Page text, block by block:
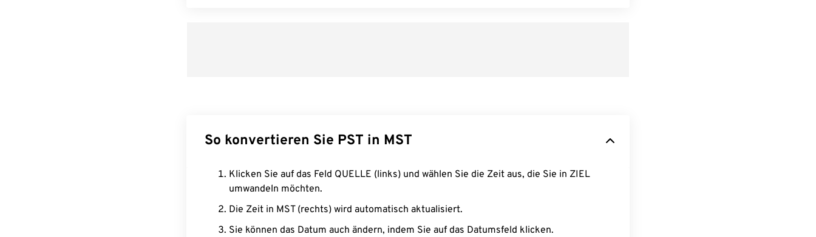
So konvertieren Sie PST in MST
Klicken Sie auf das Feld QUELLE (links) und wählen Sie die Zeit aus, die Sie in ZIEL
umwandeln möchten.
Die Zeit in MST (rechts) wird automatisch aktualisiert.
Sie können das Datum auch ändern, indem Sie auf das Datumsfeld klicken.